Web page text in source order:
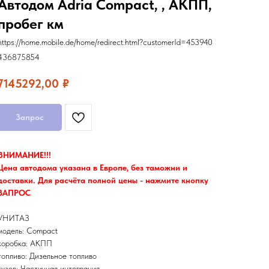
Adria Compact, , АКПП,
км
home.mobile.de/home/redirect.html?customerId=453940
₽
Запрос
автодома указана в Европе, без таможни и
Для расчёта полной цены - нажмите кнопку
Compact
АКПП
Дизельное топливо